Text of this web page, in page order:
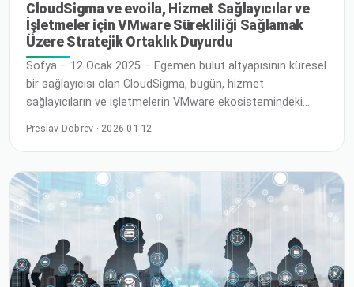
CloudSigma ve evoila, Hizmet Sağlayıcılar ve
İşletmeler için VMware Sürekliliği Sağlamak
Üzere Stratejik Ortaklık Duyurdu
Sofya – 12 Ocak 2025 – Egemen bulut altyapısının küresel
bir sağlayıcısı olan CloudSigma, bugün, hizmet
sağlayıcıların ve işletmelerin VMware ekosistemindeki
önemli değişikliklerin ortasında VMware sürekliliğini
stratejik bir ortaklık kurduğunu duyurdu. Bu ortaklık,
mevcut V'yi korumak isteyen müşterilerden gelen artan
talebi karşılıyor
Preslav Dobrev · 2026-01-12